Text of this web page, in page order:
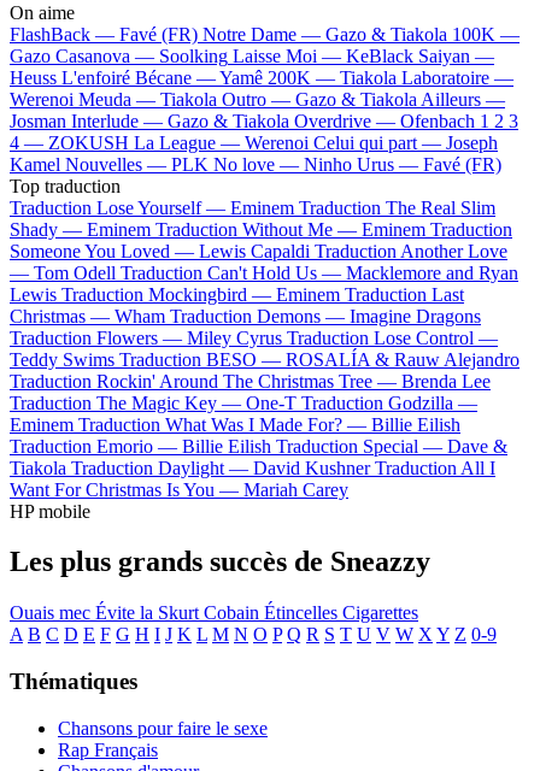
On aime
FlashBack — Favé (FR) Notre Dame — Gazo & Tiakola 100K —
Gazo Casanova — Soolking Laisse Moi — KeBlack Saiyan —
Heuss L'enfoiré Bécane —Yamê 200K — Tiakola Laboratoire —
Werenoi Meuda — Tiakola Outro — Gazo & Tiakola Ailleurs —
Josman Interlude — Gazo & Tiakola Overdrive — Ofenbach 1 2 3
4 — ZOKUSH La League — Werenoi Celui qui part — Joseph
Kamel Nouvelles — PLK No love — Ninho Urus — Favé (FR)
Top traduction
Traduction Lose Yourself — Eminem Traduction The Real Slim
Shady — Eminem Traduction Without Me — Eminem Traduction
Someone You Loved — Lewis Capaldi Traduction Another Love
— Tom Odell Traduction Can't Hold Us — Macklemore and Ryan
Lewis Traduction Mockingbird — Eminem Traduction Last
Christmas — Wham Traduction Demons — Imagine Dragons
Traduction Flowers — Miley Cyrus Traduction Lose Control —
Teddy Swims Traduction BESO — ROSALÍA & Rauw Alejandro
Traduction Rockin' Around The Christmas Tree — Brenda Lee
Traduction The Magic Key — One-T Traduction Godzilla —
Eminem Traduction What Was I Made For? — Billie Eilish
Traduction Emorio — Billie Eilish Traduction Special — Dave &
Tiakola Traduction Daylight — David Kushner Traduction All I
Want For Christmas Is You — Mariah Carey
HP mobile
Les plus grands succès de Sneazzy
Ouais mec Évite la Skurt Cobain Étincelles Cigarettes
A B C D E F G H I J K L M N O P Q R S T U V W X Y Z 0-9
Thématiques
Chansons pour faire le sexe
Rap Français